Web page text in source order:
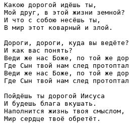
Какою дорогой идёшь ты,
Мой друг, в этой жизни земной?
И что с собою несёшь ты,
В мир этот коварный и злой.
Дороги, дороги, куда вы ведёте?
И как вас понять?
Веди же нас Боже, по той же
Где Сын твой нам след
Веди же нас Боже, по той же
Где Сын твой нам след
Пойдёшь ты дорогой Иисуса
И будешь блага вкушать.
Наполнится жизнь твоя смыслом,
Мир сердце твоё обретёт.